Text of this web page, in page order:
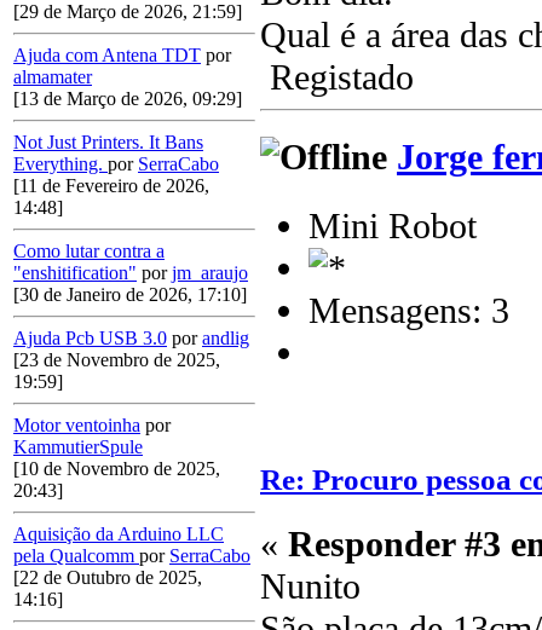
[29 de Março de 2026, 21:59]
Ajuda com Antena TDT por
almamater
[13 de Março de 2026, 09:29]
Not Just Printers. It Bans
Everything. por SerraCabo
[11 de Fevereiro de 2026,
14:48]
Como lutar contra a
"enshitification" porjm_araujo
[30 de Janeiro de 2026, 17:10]
Ajuda Pcb USB 3.0 porandlig
[23 de Novembro de 2025,
19:59]
Motor ventoinha por
KammutierSpule
[10 de Novembro de 2025,
20:43]
Aquisição da Arduino LLC
pela Qualcomm por SerraCabo
[22 de Outubro de 2025,
14:16]
Qual é a área das
Registado
Jorge
Mini Robot
Mensagens: 3
Re: Procuro pessoa
« Responder #3
Nunito